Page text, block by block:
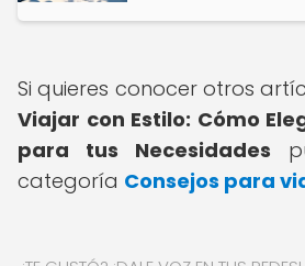
Si quieres conocer otros
Viajar con Estilo: Cómo
para tus Necesidades
categoría Consejos para